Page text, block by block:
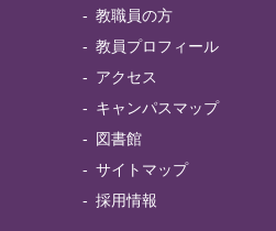
教職員の方
教員プロフィール
アクセス
キャンパスマップ
図書館
サイトマップ
採用情報